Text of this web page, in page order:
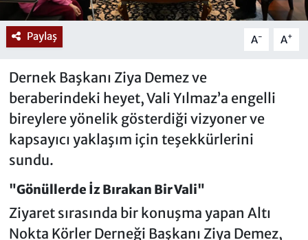
Paylaş A- A+
Dernek Başkanı Ziya Demez ve
beraberindeki heyet, Vali Yılmaz’a engelli
bireylere yönelik gösterdiği vizyoner ve
kapsayıcı yaklaşım için teşekkürlerini
sundu.
"Gönüllerde İz Bırakan Bir Vali"
Ziyaret sırasında bir konuşma yapan Altı
Nokta Körler Derneği Başkanı Ziya Demez,